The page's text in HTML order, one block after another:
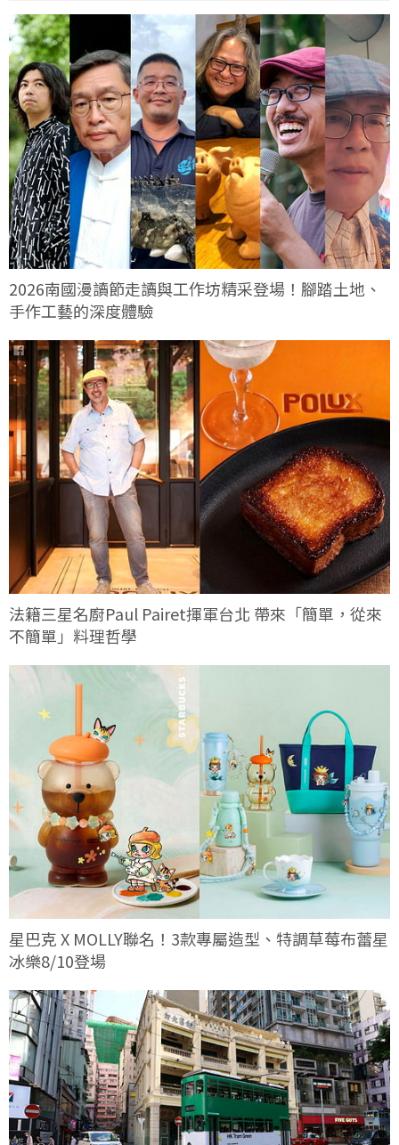
2026南國漫讀節走讀與工作坊精采登場！腳踏土地、
手作工藝的深度體驗
法籍三星名廚Paul Pairet揮軍台北 帶來「簡單，從來
不簡單」料理哲學
星巴克 X MOLLY聯名！3款專屬造型、特調草莓布蕾星
冰樂8/10登場